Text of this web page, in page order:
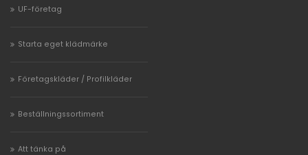
UF-företag
Starta eget klädmärke
Företagskläder / Profilkläder
Beställningssortiment
Att tänka på